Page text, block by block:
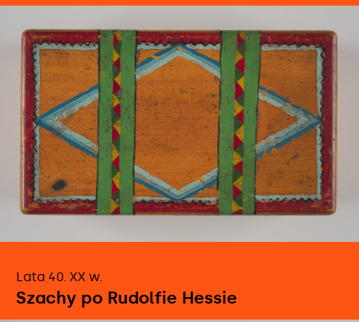
Szachy po Rudolfie Hessie
Lata 40. XX w.